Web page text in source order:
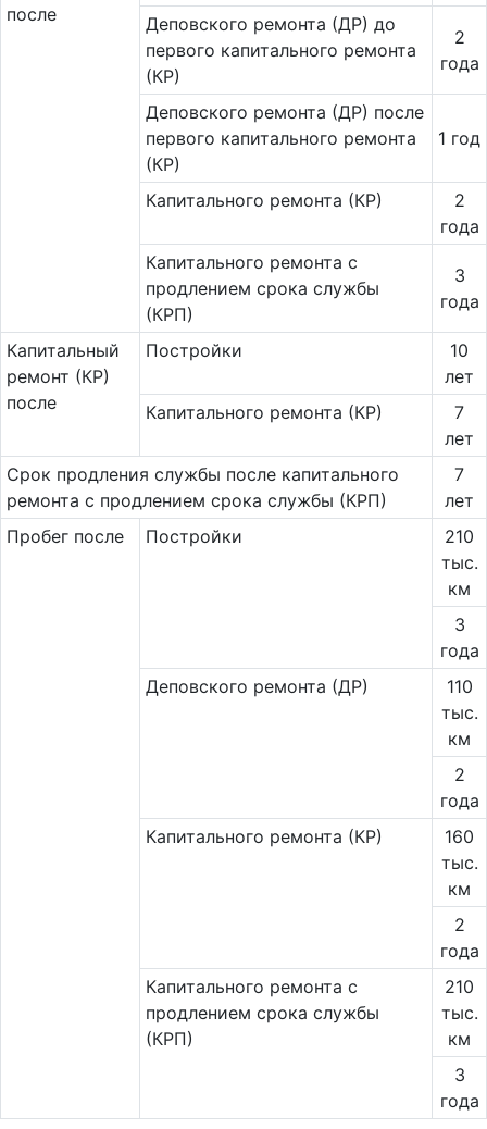
после
Деповского ремонта (ДР) до
первого капитального ремонта
(КР)
2
года
Деповского ремонта (ДР) после
первого капитального ремонта
(КР)
1 год
Капитального ремонта (КР)
2
года
Ка­питального ремонта с
продлением срока службы
(КРП)
3
года
Ка­пи­таль­ный
ремонт (КР)
после
Постройки
10
лет
Капитального ремонта (КР)
7
лет
Срок продления службы после капитального
ремонта с продлением срока службы (КРП)
7
лет
Пробег после
Постройки
210
тыс.
км
3
года
Деповского ремонта (ДР)
110
тыс.
км
2
года
Капитального ремонта (КР)
160
тыс.
км
2
года
Капитального ремонта с
продлением срока службы
(КРП)
210
тыс.
км
3
года